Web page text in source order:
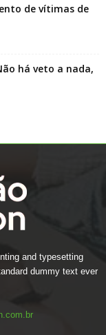
de vítimas de
há veto a nada,
and typesetting
dummy text ever